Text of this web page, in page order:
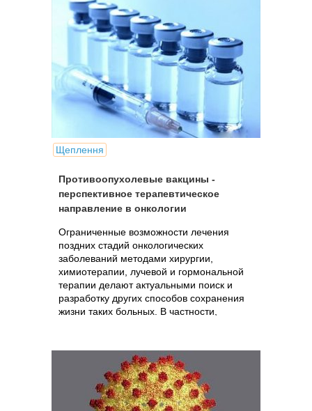
Щеплення
Противоопухолевые вакцины -
перспективное терапевтическое
направление в онкологии
Ограниченные возможности лечения
поздних стадий онкологических
заболеваний методами хирургии,
химиотерапии, лучевой и гормональной
терапии делают актуальными поиск и
разработку других способов сохранения
жизни таких больных. В частности,